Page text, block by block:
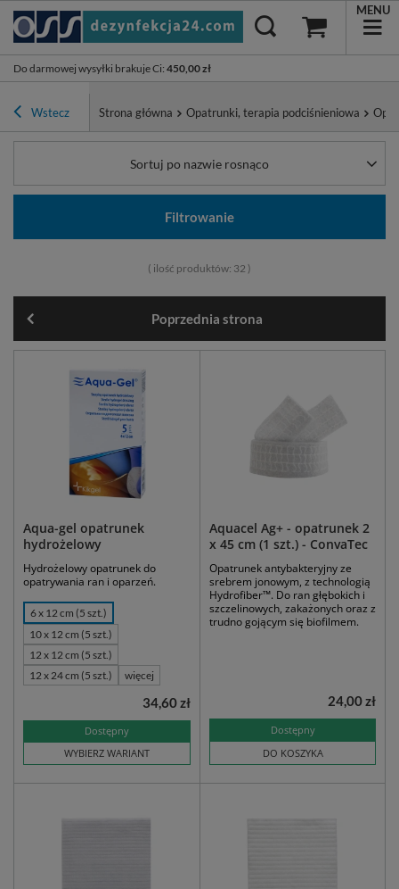
Do darmowej wysyłki brakuje Ci: 450,00 zł
MENU
Wstecz Strona główna Opatrunki, terapia podciśnieniowa
Sortuj po nazwie rosnąco
Filtrowanie
( ilość produktów: 32 )
Poprzednia strona
Aqua-gel opatrunek
hydrożelowy
Hydrożelowy opatrunek do
opatrywania ran i oparzeń.
6 x 12 cm (5 szt.)
10 x 12 cm (5 szt.)
12 x 12 cm (5 szt.)
12 x 24 cm (5 szt.)
więcej
Dostępny
WYBIERZ WARIANT
34,60 zł
Aquacel Ag+ - opatrunek 2
x 45 cm (1 szt.) - ConvaTec
Opatrunek antybakteryjny ze
srebrem jonowym, z technologią
Hydrofiber™. Do ran głębokich i
szczelinowych, zakażonych oraz z
trudno gojącym się biofilmem.
Dostępny
DO KOSZYKA
24,00 zł